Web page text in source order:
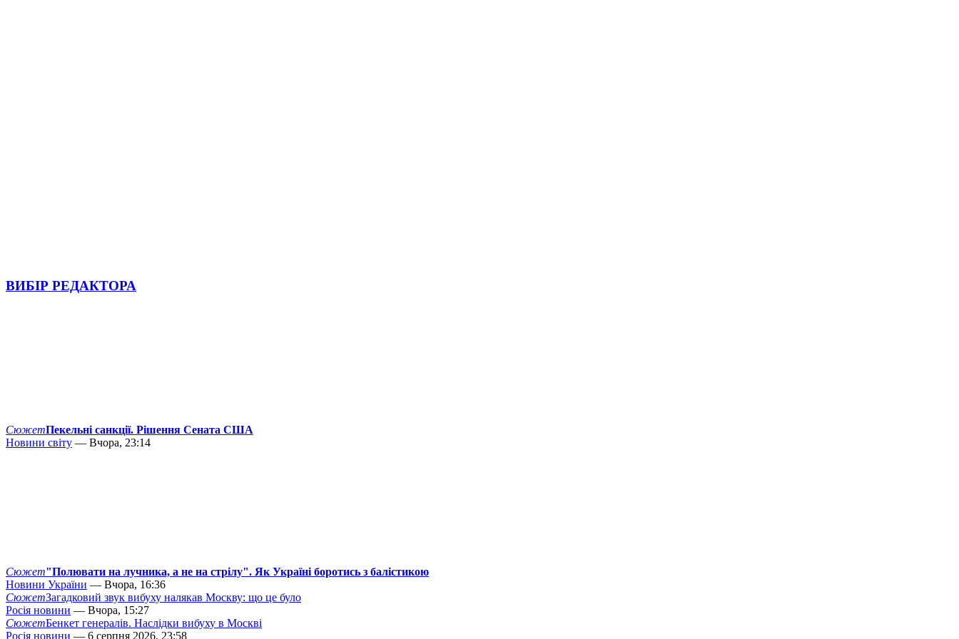
ВИБІР РЕДАКТОРА
СюжетПекельні санкції. Рішення Сената США
Новини світу — Вчора, 23:14
Сюжет"Полювати на лучника, а не на стрілу". Як Україні боротись з балістикою
Новини України — Вчора, 16:36
СюжетЗагадковий звук вибуху налякав Москву: що це було
Росія новини — Вчора, 15:27
СюжетБенкет генералів. Наслідки вибуху в Москві
Росія новини — 6 серпня 2026, 23:58